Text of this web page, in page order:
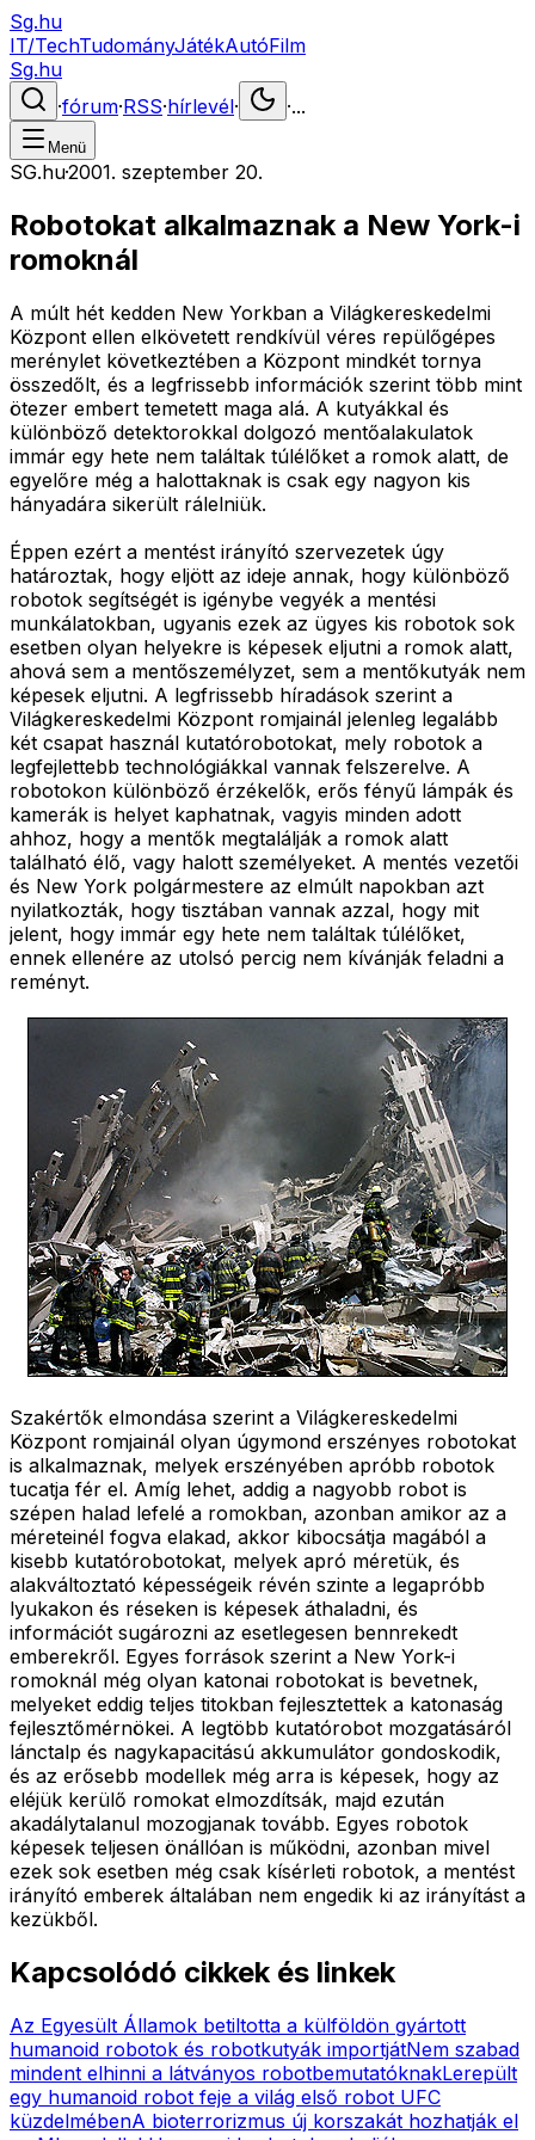
Sg.hu
IT/TechTudományJátékAutóFilm
Sg.hu
·fórum·RSS·hírlevél· ·...
Menü
SG.hu·2001. szeptember 20.
Robotokat alkalmaznak a New York-i
romoknál
A múlt hét kedden New Yorkban a Világkereskedelmi
Központ ellen elkövetett rendkívül véres repülőgépes
merénylet következtében a Központ mindkét tornya
összedőlt, és a legfrissebb információk szerint több mint
ötezer embert temetett maga alá. A kutyákkal és
különböző detektorokkal dolgozó mentőalakulatok
immár egy hete nem találtak túlélőket a romok alatt, de
egyelőre még a halottaknak is csak egy nagyon kis
hányadára sikerült rálelniük.
Éppen ezért a mentést irányító szervezetek úgy
határoztak, hogy eljött az ideje annak, hogy különböző
robotok segítségét is igénybe vegyék a mentési
munkálatokban, ugyanis ezek az ügyes kis robotok sok
esetben olyan helyekre is képesek eljutni a romok alatt,
ahová sem a mentőszemélyzet, sem a mentőkutyák nem
képesek eljutni. A legfrissebb híradások szerint a
Világkereskedelmi Központ romjainál jelenleg legalább
két csapat használ kutatórobotokat, mely robotok a
legfejlettebb technológiákkal vannak felszerelve. A
robotokon különböző érzékelők, erős fényű lámpák és
kamerák is helyet kaphatnak, vagyis minden adott
ahhoz, hogy a mentők megtalálják a romok alatt
található élő, vagy halott személyeket. A mentés vezetői
és New York polgármestere az elmúlt napokban azt
nyilatkozták, hogy tisztában vannak azzal, hogy mit
jelent, hogy immár egy hete nem találtak túlélőket,
ennek ellenére az utolsó percig nem kívánják feladni a
reményt.
Szakértők elmondása szerint a Világkereskedelmi
Központ romjainál olyan úgymond erszényes robotokat
is alkalmaznak, melyek erszényében apróbb robotok
tucatja fér el. Amíg lehet, addig a nagyobb robot is
szépen halad lefelé a romokban, azonban amikor az a
méreteinél fogva elakad, akkor kibocsátja magából a
kisebb kutatórobotokat, melyek apró méretük, és
alakváltoztató képességeik révén szinte a legapróbb
lyukakon és réseken is képesek áthaladni, és
információt sugározni az esetlegesen bennrekedt
emberekről. Egyes források szerint a New York-i
romoknál még olyan katonai robotokat is bevetnek,
melyeket eddig teljes titokban fejlesztettek a katonaság
fejlesztőmérnökei. A legtöbb kutatórobot mozgatásáról
lánctalp és nagykapacitású akkumulátor gondoskodik,
és az erősebb modellek még arra is képesek, hogy az
eléjük kerülő romokat elmozdítsák, majd ezután
akadálytalanul mozogjanak tovább. Egyes robotok
képesek teljesen önállóan is működni, azonban mivel
ezek sok esetben még csak kísérleti robotok, a mentést
irányító emberek általában nem engedik ki az irányítást a
kezükből.
Kapcsolódó cikkek és linkek
Az Egyesült Államok betiltotta a külföldön gyártott
humanoid robotok és robotkutyák importjátNem szabad
mindent elhinni a látványos robotbemutatóknakLerepült
egy humanoid robot feje a világ első robot UFC
küzdelmébenA bioterrorizmus új korszakát hozhatják el